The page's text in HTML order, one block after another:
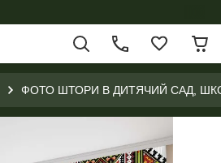
ФОТО ШТОРИ В ДИТЯЧИЙ САД,